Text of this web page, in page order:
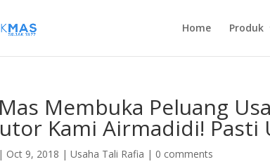
Home Produk
Membuka Peluang
Kami Airmadidi! Pasti
| Oct 9, 2018 |Usaha Tali Rafia | 0 comments